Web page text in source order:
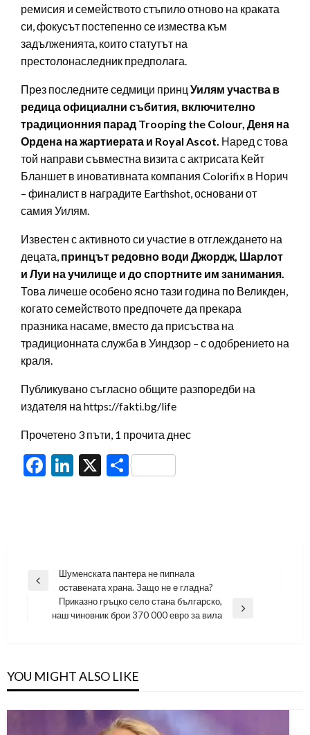
ремисия и семейството стъпило отново на краката
си, фокусът постепенно се измества към
задълженията, които статутът на
престолонаследник предполага.
През последните седмици принц Уилям участва в
редица официални събития, включително
традиционния парад Trooping the Colour, Деня на
Ордена на жартиерата и Royal Ascot. Наред с това
той направи съвместна визита с актрисата Кейт
Бланшет в иновативната компания Colorifix в Норич
– финалист в наградите Earthshot, основани от
самия Уилям.
Известен с активното си участие в отглеждането на
децата, принцът редовно води Джордж, Шарлот
и Луи на училище и до спортните им занимания.
Това личеше особено ясно тази година по Великден,
когато семейството предпочете да прекара
празника насаме, вместо да присъства на
традиционната служба в Уиндзор – с одобрението на
краля.
Публикувано съгласно общите разпоредби на
издателя на https://fakti.bg/life
Прочетено 3 пъти, 1 прочита днес
Facebook
LinkedIn
X Share
Навигация
Previous
Шуменската пантера не пипнала
оставената храна. Защо не е гладна?
Next
Приказно гръцко село стана българско,
наш чиновник брои 370 000 евро за вила
YOU MIGHT ALSO LIKE